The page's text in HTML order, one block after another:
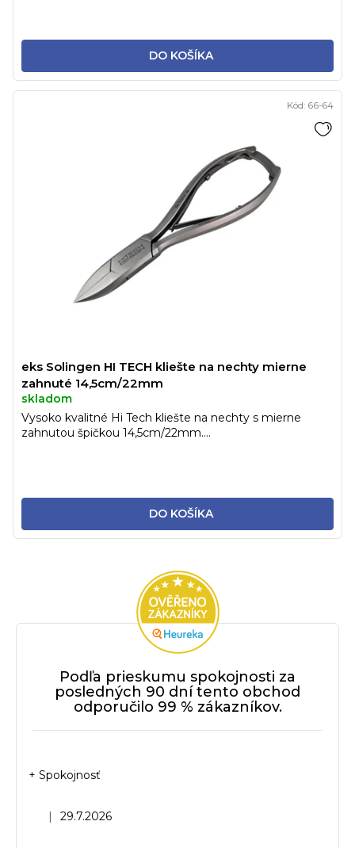
DO KOŠÍKA
eks Solingen HI TECH kliešte na nechty mierne
zahnuté 14,5cm/22mm
skladom
DO KOŠÍKA
Vysoko kvalitné Hi Tech kliešte na nechty s mierne
zahnutou špičkou 14,5cm/22mm....
Kód: 66-64
Podľa prieskumu spokojnosti za
posledných 90 dní tento obchod
odporučilo 99 % zákazníkov.
Hodnotenie obchodu je 5 z 5 hviezdičiek.
| 29.7.2026
+ Spokojnosť